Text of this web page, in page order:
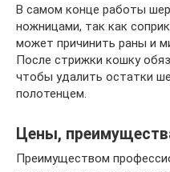
В самом конце работы
ножницами, так как
может причинить раны и
После стрижки кошку
чтобы удалить остатки
полотенцем.
Цены,
Преимуществом